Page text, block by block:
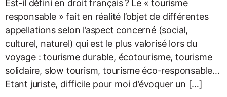
Est-il défini en droit français ? Le « tourisme
responsable » fait en réalité l’objet de différentes
appellations selon l’aspect concerné (social,
culturel, naturel) qui est le plus valorisé lors du
voyage : tourisme durable, écotourisme, tourisme
solidaire, slow tourism, tourisme éco-responsable…
Etant juriste, difficile pour moi d’évoquer un […]